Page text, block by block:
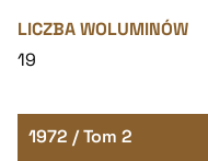
LICZBA WOLUMINÓW
19
1972 / Tom 2